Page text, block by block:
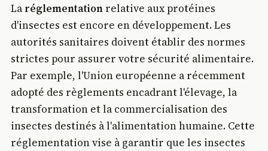
La réglementation relative aux protéines
d'insectes est encore en développement. Les
autorités sanitaires doivent établir des normes
strictes pour assurer votre sécurité alimentaire.
Par exemple, l'Union européenne a récemment
adopté des règlements encadrant l'élevage, la
transformation et la commercialisation des
insectes destinés à l'alimentation humaine. Cette
réglementation vise à garantir que les insectes